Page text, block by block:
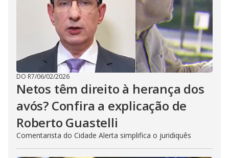
DO R7/06/02/2026
Netos têm direito à herança dos
avós? Confira a explicação de
Roberto Guastelli
Comentarista do Cidade Alerta simplifica o juridiquês